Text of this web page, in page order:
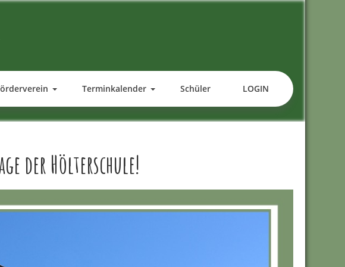
Terminkalender Schüler LOGIN
der Hölterschule!